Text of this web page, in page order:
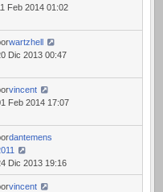
Feb 2014 01:02
wartzhell
Dic 2013 00:47
vincent
Feb 2014 17:07
dantemens
Dic 2013 19:16
vincent